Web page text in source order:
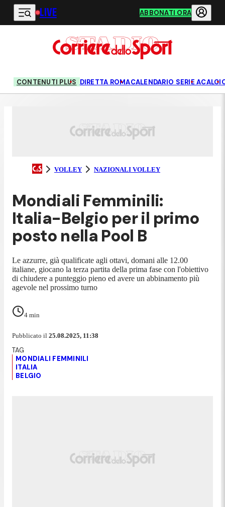
Vai al contenuto principale
LIVE ABBONATI ORA
CONTENUTI PLUS DIRETTA ROMACALENDARIO SERIE A
VOLLEY NAZIONALI VOLLEY
Mondiali Femminili:
Italia-Belgio per il primo
posto nella Pool B
Le azzurre, già qualificate agli ottavi, domani alle 12.00
italiane, giocano la terza partita della prima fase con l'obiettivo
di chiudere a punteggio pieno ed avere un abbinamento più
agevole nel prossimo turno
4 min
Pubblicato il 25.08.2025, 11:38
MONDIALI FEMMINILI
ITALIA
BELGIO